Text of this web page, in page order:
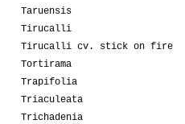
Taruensis
Tirucalli
Tirucalli cv. stick on fire
Tortirama
Trapifolia
Triaculeata
Trichadenia